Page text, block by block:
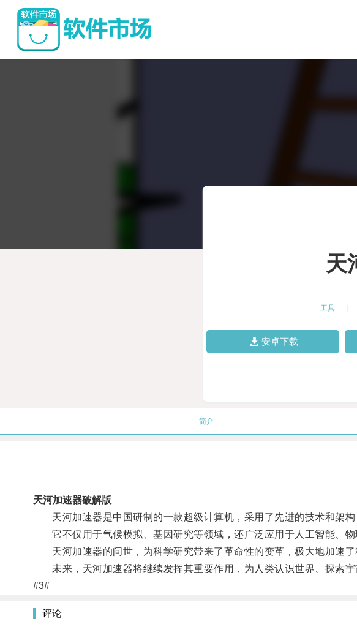
天
工具
安卓下载
简介
天河加速器破解版
天河加速器是中国研制的一款超级计算机，采用了先进的技术和架构
它不仅用于气候模拟、基因研究等领域，还广泛应用于人工智能、物
天河加速器的问世，为科学研究带来了革命性的变革，极大地加速了
未来，天河加速器将继续发挥其重要作用，为人类认识世界、探索宇
#3#
评论